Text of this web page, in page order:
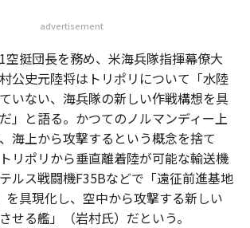
advertisement
空挺団長を務め、米海兵隊指揮幕僚大
公史元陸将はトリポリについて「水陸
いない、海兵隊の新しい作戦構想を具
」と語る。かつてのノルマンディー上
海上から攻撃するという概念を捨て
リポリから垂直離着陸が可能な輸送機
ルス戦闘機F35Bなどで「遠征前進基地
を具現化し、空中から攻撃する新しい
せる艦」（岩村氏）だという。